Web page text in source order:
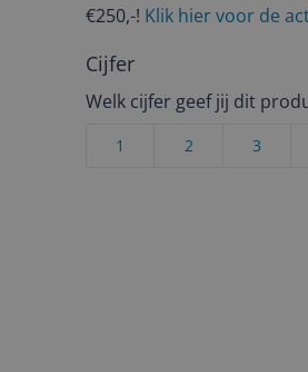
€250,-! Klik hier voor de
Cijfer
Welk cijfer geef jij dit
3
2
1